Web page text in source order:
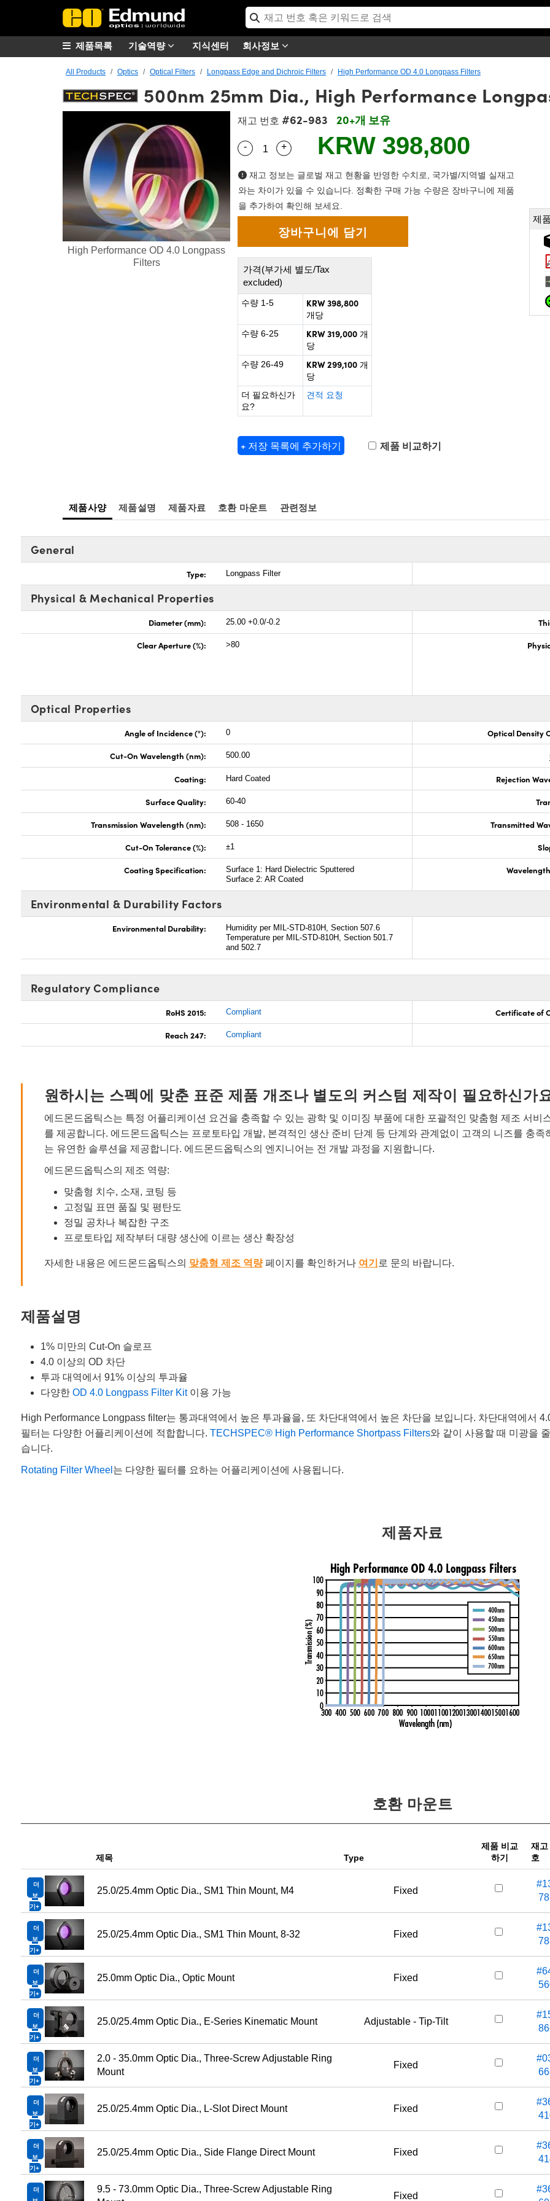
기술역량 지식센터 회사정보
제품목록
All Products Optics Optical Filters Longpass Edge and Dichroic Filters High Performance OD 4.0 Longpass Filters
500nm 25mm Dia., High Performance
High Performance OD 4.0 Longpass
Filters
재고 번호 #62-983 20+개 보유
Quantity Selector
- Use the plus and minus buttons to adjust the quantity.
+ KRW 398,800
재고 정보는 글로벌 재고 현황을 반영한 수치로, 국가별/지역별 실재고
와는 차이가 있을 수 있습니다. 정확한 구매 가능 수량은 장바구니에 제품
을 추가하여 확인해 보세요.
가격(부가세 별도/Tax
excluded)
수량 1-5 KRW 398,800
개당
수량 6-25
KRW 319,000 개
당
수량 26-49
KRW 299,100 개
당
더 필요하신가
요?
견적 요청
+ 저장 목록에 추가하기 제품 비교하기
제
제품사양 제품설명 제품자료 호환 마운트 관련정보
General
Type: Longpass Filter
Physical & Mechanical Properties
Diameter (mm): 25.00 +0.0/-0.2
Clear Aperture (%): >80
Optical Properties
Angle of Incidence (°): 0 Optical Density
Cut-On Wavelength (nm): 500.00
Coating: Hard Coated Rejection
Surface Quality: 60-40
Transmission Wavelength (nm): 508 - 1650 Transmitted
Cut-On Tolerance (%): ±1
Coating Specification:
Surface 1: Hard Dielectric Sputtered
Surface 2: AR Coated
Environmental & Durability Factors
Environmental Durability:
Humidity per MIL-STD-810H, Section 507.6
Temperature per MIL-STD-810H, Section 501.7
and 502.7
Regulatory Compliance
RoHS 2015: Compliant Certificate of
Reach 247: Compliant
원하시는 스펙에 맞춘 표준 제품 개조나 별도의 커스텀 제작이 필요하신가
에드몬드옵틱스는 특정 어플리케이션 요건을 충족할 수 있는 광학 및 이미징 부품에 대한 포괄적인 맞춤형 제조 서비
를 제공합니다. 에드몬드옵틱스는 프로토타입 개발, 본격적인 생산 준비 단계 등 단계와 관계없이 고객의 니즈를 충족
는 유연한 솔루션을 제공합니다. 에드몬드옵틱스의 엔지니어는 전 개발 과정을 지원합니다.
에드몬드옵틱스의 제조 역량:
맞춤형 치수, 소재, 코팅 등
고정밀 표면 품질 및 평탄도
정밀 공차나 복잡한 구조
프로토타입 제작부터 대량 생산에 이르는 생산 확장성
자세한 내용은 에드몬드옵틱스의 맞춤형 제조 역량페이지를 확인하거나 여기 로 문의 바랍니다.
제품설명
1% 미만의 Cut-On 슬로프
4.0 이상의 OD 차단
투과 대역에서 91% 이상의 투과율
다양한 OD 4.0 Longpass Filter Kit이용 가능
High Performance Longpass filter는 통과대역에서 높은 투과율을, 또 차단대역에서 높은 차단을 보입니다. 차단대역에서
필터는 다양한 어플리케이션에 적합합니다. TECHSPEC® High Performance Shortpass Filters와 같이 사용할 때 미광을
습니다.
Rotating Filter Wheel 는 다양한 필터를 요하는 어플리케이션에 사용됩니다.
제품자료
호환 마운트
제목 Type
제품 비교
하기
재고
호
더
보
기
25.0/25.4mm Optic Dia., SM1 Thin Mount, M4 Fixed
더
보
기
25.0/25.4mm Optic Dia., SM1 Thin Mount, 8-32 Fixed
더
보
기
25.0mm Optic Dia., Optic Mount Fixed
더
보
기
25.0/25.4mm Optic Dia., E-Series Kinematic Mount Adjustable - Tip-Tilt
더
보
기
2.0 - 35.0mm Optic Dia., Three-Screw Adjustable Ring
Mount
Fixed
더
보
기
25.0/25.4mm Optic Dia., L-Slot Direct Mount Fixed
더
보
기
25.0/25.4mm Optic Dia., Side Flange Direct Mount Fixed
더
9.5 - 73.0mm Optic Dia., Three-Screw Adjustable Ring
Fixed